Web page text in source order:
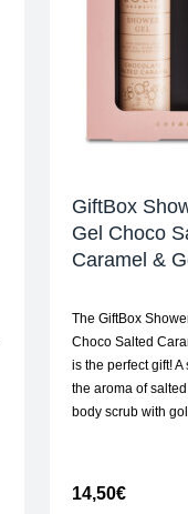
GiftBox
Gel Choco
Caramel &
The GiftBox
Choco Salted
is the perfect gift!
the aroma of
body scrub with
14,50€